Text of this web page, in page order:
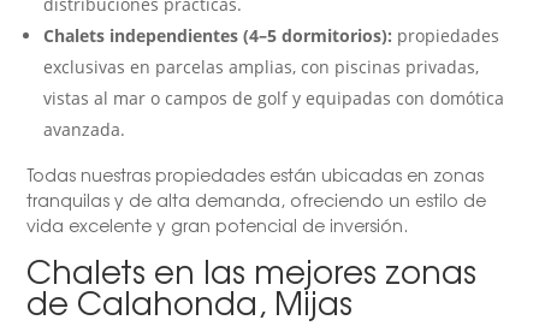
Chalets independientes (4–5 dormitorios): propiedades
exclusivas en parcelas amplias, con piscinas privadas,
vistas al mar o campos de golf y equipadas con domótica
avanzada.
Todas nuestras propiedades están ubicadas en zonas
tranquilas y de alta demanda, ofreciendo un estilo de
vida excelente y gran potencial de inversión.
Chalets en las mejores zonas
de Calahonda, Mijas